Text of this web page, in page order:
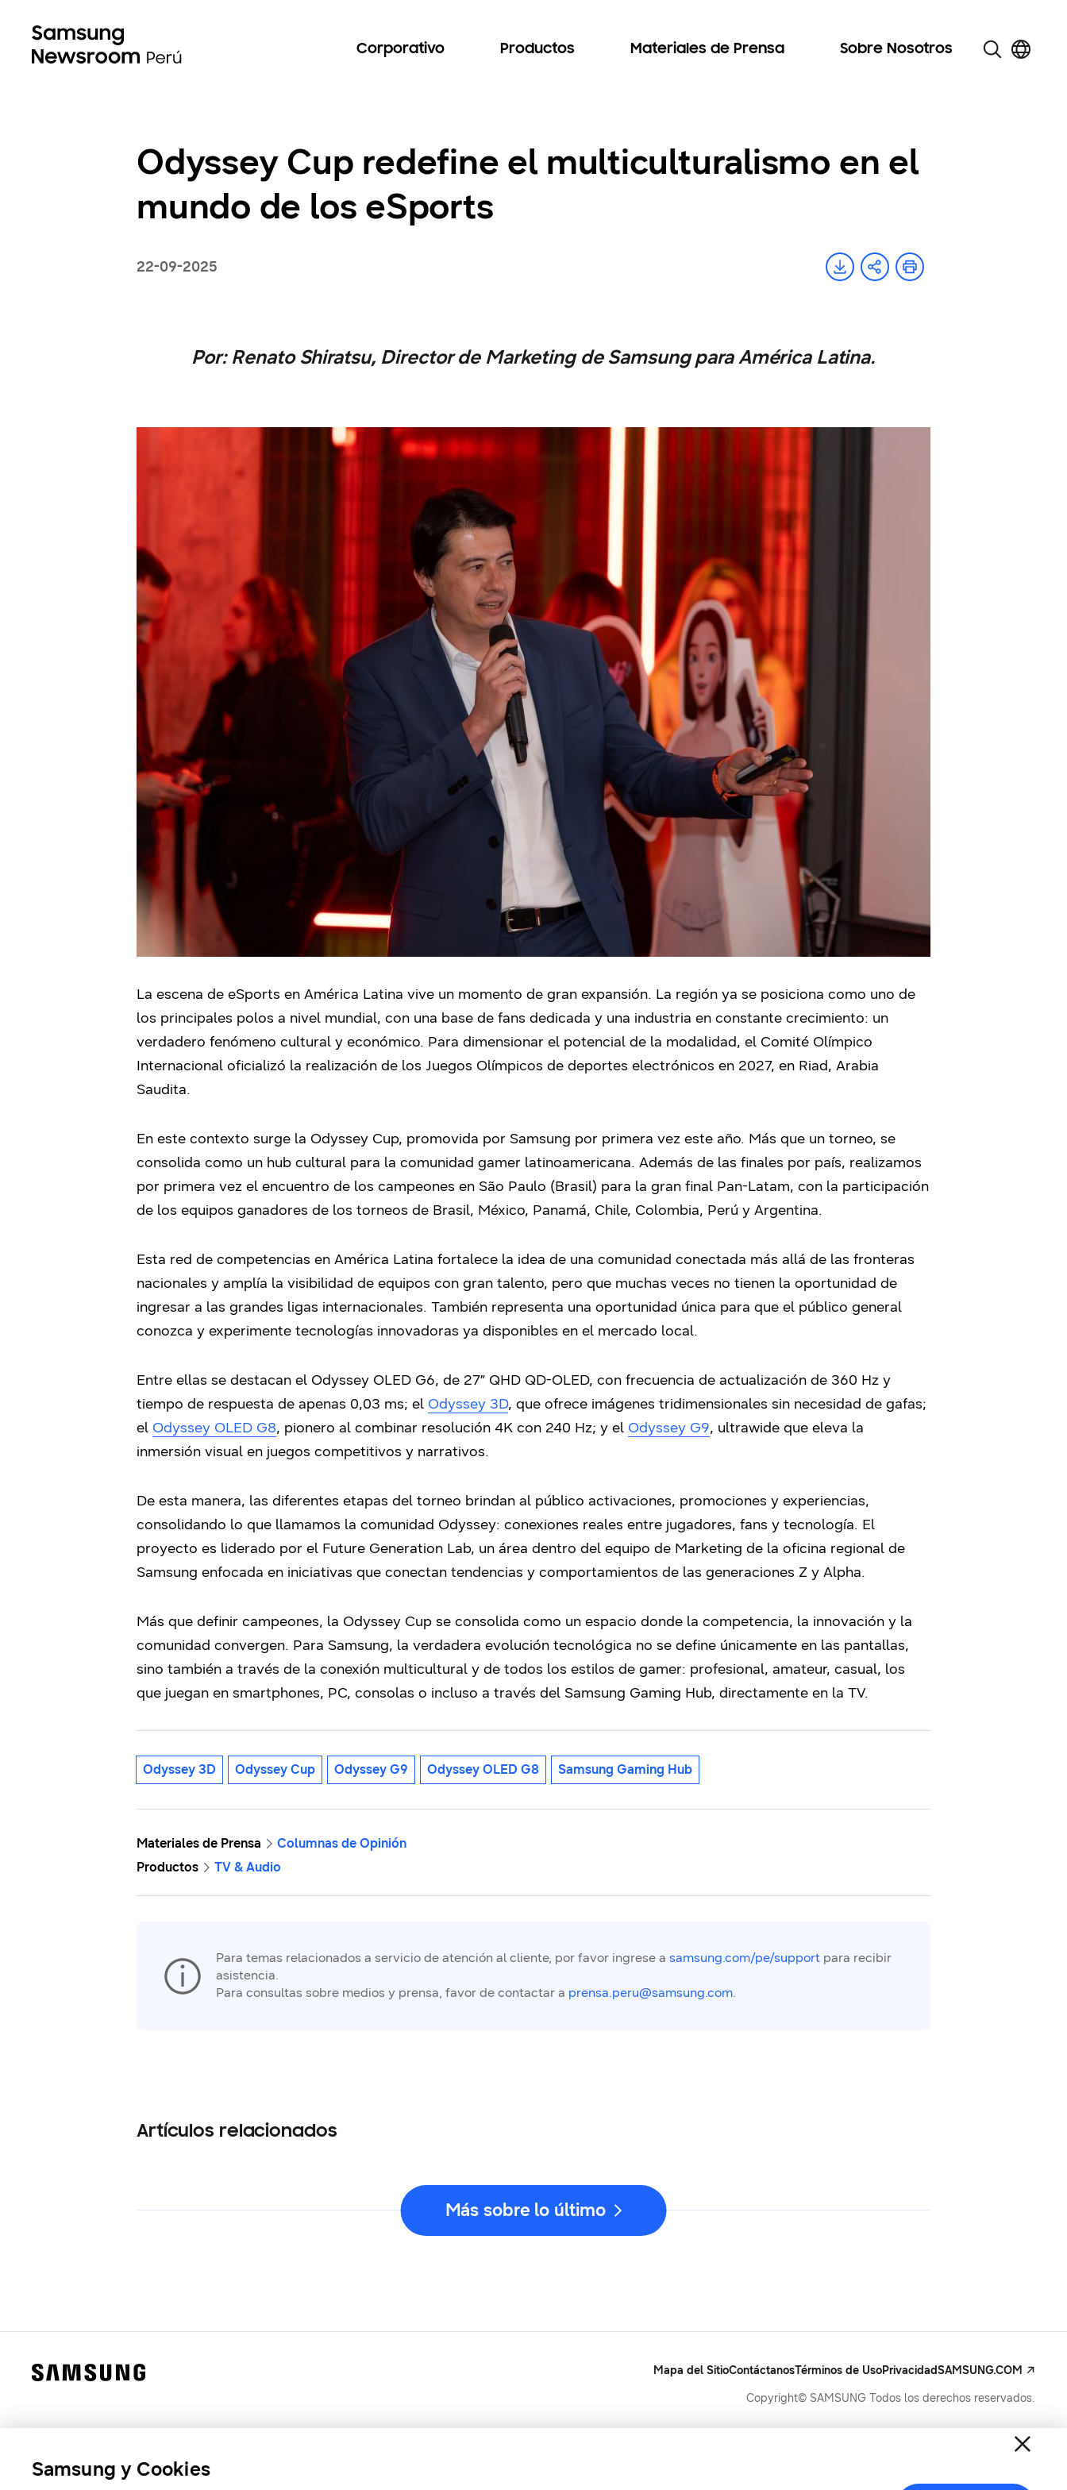
Corporativo Productos Materiales de Prensa Sobre Nosotros
Odyssey Cup redefine el multiculturalismo en el
mundo de los eSports
22-09-2025
Por: Renato Shiratsu, Director de Marketing de Samsung para América Latina.
La escena de eSports en América Latina vive un momento de gran expansión. La región ya se posiciona como uno de
los principales polos a nivel mundial, con una base de fans dedicada y una industria en constante crecimiento: un
verdadero fenómeno cultural y económico. Para dimensionar el potencial de la modalidad, el Comité Olímpico
Internacional oficializó la realización de los Juegos Olímpicos de deportes electrónicos en 2027, en Riad, Arabia
Saudita.
En este contexto surge la Odyssey Cup, promovida por Samsung por primera vez este año. Más que un torneo, se
consolida como un hub cultural para la comunidad gamer latinoamericana. Además de las finales por país, realizamos
por primera vez el encuentro de los campeones en São Paulo (Brasil) para la gran final Pan-Latam, con la participación
de los equipos ganadores de los torneos de Brasil, México, Panamá, Chile, Colombia, Perú y Argentina.
Esta red de competencias en América Latina fortalece la idea de una comunidad conectada más allá de las fronteras
nacionales y amplía la visibilidad de equipos con gran talento, pero que muchas veces no tienen la oportunidad de
ingresar a las grandes ligas internacionales. También representa una oportunidad única para que el público general
conozca y experimente tecnologías innovadoras ya disponibles en el mercado local.
Entre ellas se destacan el Odyssey OLED G6, de 27” QHD QD-OLED, con frecuencia de actualización de 360 Hz y
tiempo de respuesta de apenas 0,03 ms; el Odyssey 3D, que ofrece imágenes tridimensionales sin necesidad de gafas;
el Odyssey OLED G8, pionero al combinar resolución 4K con 240 Hz; y el Odyssey G9, ultrawide que eleva la
inmersión visual en juegos competitivos y narrativos.
De esta manera, las diferentes etapas del torneo brindan al público activaciones, promociones y experiencias,
consolidando lo que llamamos la comunidad Odyssey: conexiones reales entre jugadores, fans y tecnología. El
proyecto es liderado por el Future Generation Lab, un área dentro del equipo de Marketing de la oficina regional de
Samsung enfocada en iniciativas que conectan tendencias y comportamientos de las generaciones Z y Alpha.
Más que definir campeones, la Odyssey Cup se consolida como un espacio donde la competencia, la innovación y la
comunidad convergen. Para Samsung, la verdadera evolución tecnológica no se define únicamente en las pantallas,
sino también a través de la conexión multicultural y de todos los estilos de gamer: profesional, amateur, casual, los
que juegan en smartphones, PC, consolas o incluso a través del Samsung Gaming Hub, directamente en la TV.
Odyssey 3D Odyssey Cup Odyssey G9 Odyssey OLED G8 Samsung Gaming Hub
Materiales de Prensa
Columnas de Opinión
Productos
TV & Audio
Para temas relacionados a servicio de atención al cliente, por favor ingrese a samsung.com/pe/support para recibir
asistencia.
Para consultas sobre medios y prensa, favor de contactar a prensa.peru@samsung.com.
Artículos relacionados
Más sobre lo último
Mapa del SitioContáctanosTérminos de UsoPrivacidadSAMSUNG.COM
Copyright© SAMSUNG Todos los derechos reservados.
Samsung y Cookies